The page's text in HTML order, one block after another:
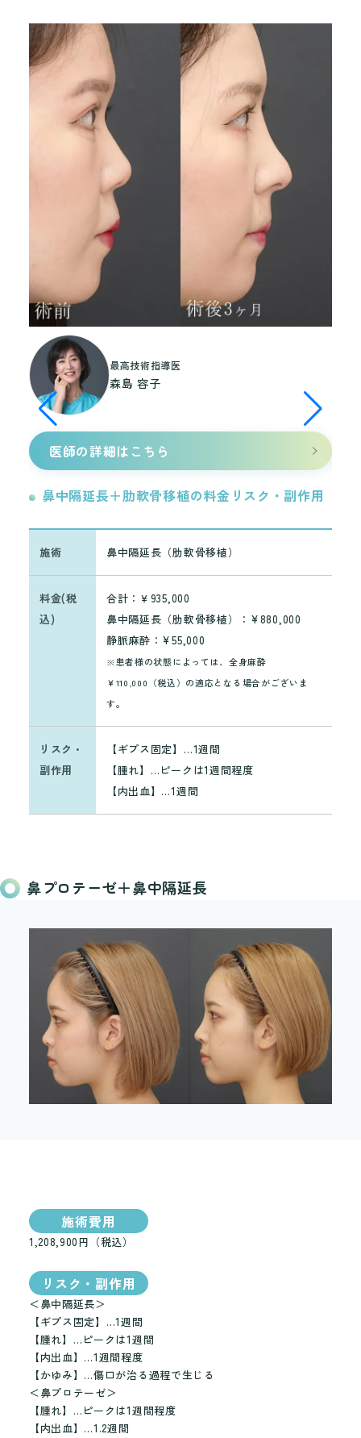
最高技術指導医
森島 容子
医師の詳細はこちら
鼻中隔延長＋肋軟骨移植の料金リスク・副作用
施術 鼻中隔延長（肋軟骨移植）
料金(税
込)
合計：￥935,000
鼻中隔延長（肋軟骨移植）：¥880,000
静脈麻酔：¥55,000
※患者様の状態によっては、全身麻酔
￥110,000（税込）の適応となる場合がございま
す。
リスク・
副作用
【ギプス固定】…1週間
【腫れ】…ピークは1週間程度
【内出血】…1週間
鼻プロテーゼ＋鼻中隔延長
施術費用
1,208,900円（税込）
リスク・副作用
＜鼻中隔延長＞
【ギプス固定】…1週間
【腫れ】…ピークは1週間
【内出血】…1週間程度
【かゆみ】…傷口が治る過程で生じる
＜鼻プロテーゼ＞
【腫れ】…ピークは1週間程度
【内出血】…1.2週間